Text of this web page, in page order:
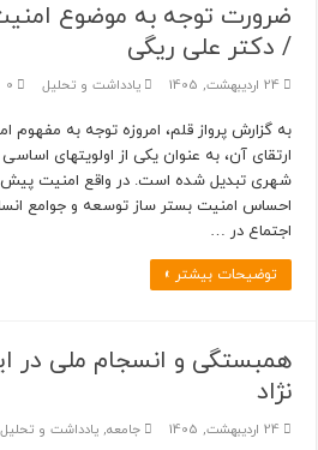
ضرورت توجه به موضوع
/ دکتر علی ریگی
24 اردیبهشت, 1405 یادداشت و تحلیل 0
به گزارش پرواز قلم، امروزه توجه به
ارتقای آن، به عنوان یکی از اولویت­های اساسی
شهری تبدیل شده است. در واقع امنیت پیش
احساس امنیت بستر ساز توسعه و جوامع
اجتماع در …
توضیحات بیشتر »
همبستگی و انسجام ملی در
نژاد
24 اردیبهشت, 1405 جامعه,یادداشت و تحلیل